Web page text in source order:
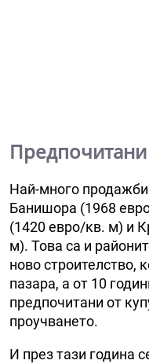
Най-много продажби
Банишора (1968
(1420 евро/кв. м) и
м). Това са и
ново строителство,
пазара, а от 10
предпочитани от
проучването.
И през тази година